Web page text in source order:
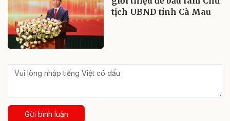
tịch UBND tỉnh Cà Mau
Gửi bình luận